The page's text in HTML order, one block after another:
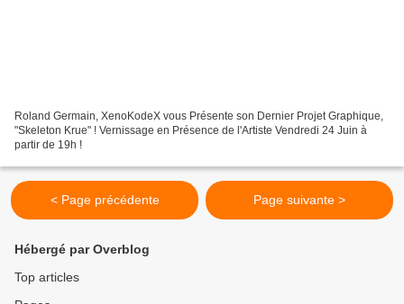
Roland Germain, XenoKodeX vous Présente son Dernier Projet Graphique,
"Skeleton Krue" ! Vernissage en Présence de l'Artiste Vendredi 24 Juin à
partir de 19h !
< Page précédente Page suivante >
Hébergé par Overblog
Top articles